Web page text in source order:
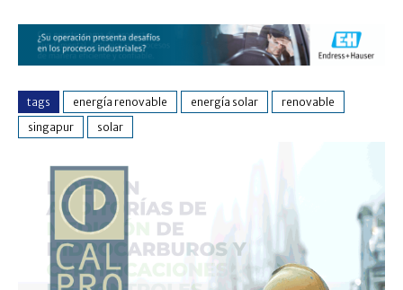
tags energía renovable energía solar
renovable
singapur
solar